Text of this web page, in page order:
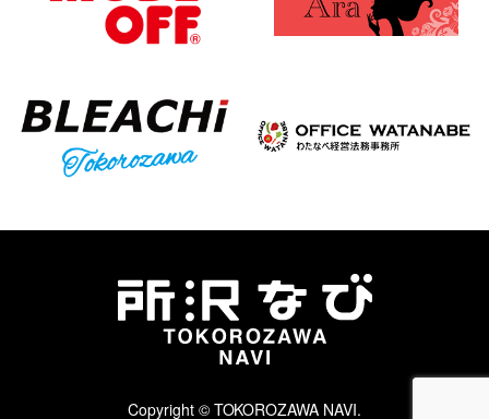
Copyright © TOKOROZAWA NAVI.